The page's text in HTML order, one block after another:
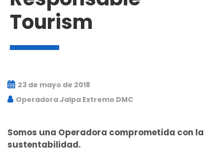
Tourism
23 de mayo de 2018
Operadora Jalpa Extremo DMC
Somos una Operadora comprometida con la
sustentabilidad.